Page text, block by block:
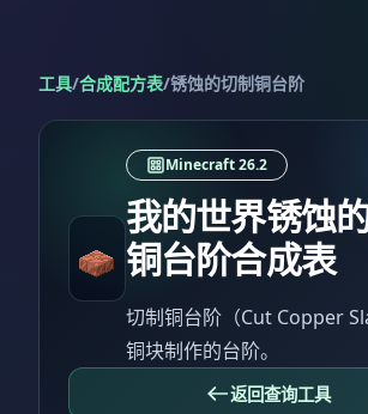
工具/合成配方表/锈蚀的切制铜台阶
Minecraft 26.2
我的世界锈蚀
铜台阶合成表
切制铜台阶（Cut Copper
铜块制作的台阶。
返回查询工具